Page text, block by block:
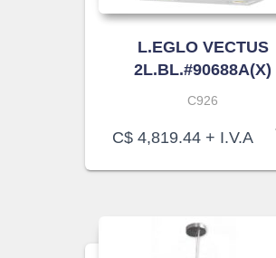
L.EGLO VECTUS
2L.BL.#90688A(X)
C926
C$ 4,819.44 + I.V.A